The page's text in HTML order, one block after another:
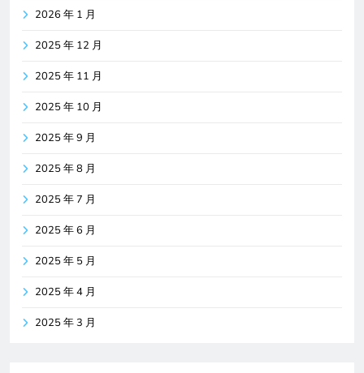
2026 年 1 月
2025 年 12 月
2025 年 11 月
2025 年 10 月
2025 年 9 月
2025 年 8 月
2025 年 7 月
2025 年 6 月
2025 年 5 月
2025 年 4 月
2025 年 3 月